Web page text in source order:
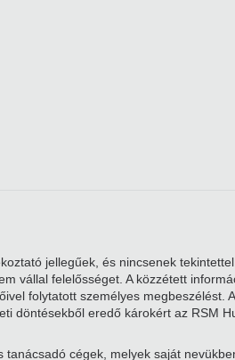
jellegűek, és nincsenek
vállal felelősséget. A közzétett
folytatott személyes megbeszélést.
döntésekből eredő károkért az RSM
cégek, melyek saját